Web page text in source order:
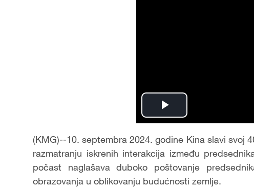
Play
Video
(KMG)--10. septembra 2024. godine Kina slavi svoj
razmatranju iskrenih interakcija između
počast naglašava duboko poštovanje
obrazovanja u oblikovanju budućnosti zemlje.